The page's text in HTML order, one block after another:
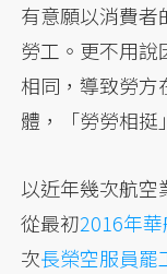
有意願以消費者
勞工。更不用說
相同，導致勞方
體，「勞勞相挺
以近年幾次航
從最初2016年
次長榮空服員罷